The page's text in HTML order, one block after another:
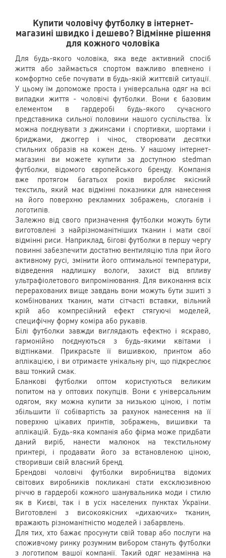
Купити чоловічу футболку в інтернет-
магазині швидко і дешево? Відмінне рішення
для кожного чоловіка
Для будь-якого чоловіка, яка веде активний спосіб
життя або займається спортом важливо впевнено і
комфортно себе почувати в будь-якій життєвій ситуації.
У цьому їм допоможе проста і універсальна одяг на всі
випадки життя - чоловічі футболки. Вони є базовим
елементом в гардеробі будь-якого сучасного
представника сильної половини нашого суспільства. Їх
можна поєднувати з джинсами і спортивки, шортами і
бриджами, джоггер і чінос, створювати десятки
стильних образів на кожен день. У нашому інтернет-
магазині ви можете купити за доступною stedman
футболки, відомого європейського бренду. Компанія
вже протягом багатьох років виробляє якісний
текстиль, який має відмінні показники для нанесення
на його поверхню рекламних зображень, слоганів і
логотипів.
Залежно від свого призначення футболки можуть бути
виготовлені з найрізноманітніших тканин і мати свої
відмінні риси. Наприклад, бігові футболки в першу чергу
повинні забезпечити достатню вентиляцію тіла при його
активному русі, змінити його оптимальної температури,
відведення надлишку вологи, захист від впливу
ультрафіолетового випромінювання. Для виконання всіх
перерахованих вище завдань вони можуть бути зшиті з
комбінованих тканин, мати сітчасті вставки, вільний
крій або компресійний ефект стягуючі моделей,
специфічну форму коміра або рукавів.
Білі футболки завжди виглядають ефектно і яскраво,
гармонійно поєднуються з будь-якими квітами і
відтінками. Прикрасьте її вишивкою, принтом або
аплікацією, і ви отримаєте унікальну річ, що підкреслює
ваш тонкий смак.
Бланкові футболки оптом користуються великим
попитом на у оптових покупців. Вони є універсальним
одягом, яку можна купити за низькою ціною, і потім
збільшити її собівартість за рахунок нанесення на її
поверхню цікавих принтів, зображень, вишивки та
аплікацій. Будь-яка компанія або фірма може придбати
даний виріб, нанести малюнок на текстильному
принтері, і продавати його за встановленою ціною,
створивши свій власний бренд.
Брендові чоловічі футболки виробництва відомих
світових виробників покликані стати ексклюзивною
річчю в гардеробі кожного шанувальника моди і стилю
як в Києві, так і в усіх населених пунктах України.
Виготовлені з високоякісних «дихаючих» тканин,
вражають різноманітністю моделей і забарвлень.
Для тих, хто бажає просунути свій товар або послуги на
споживчому ринку розумним вибором стануть футболки
з логотипом вашої компанії. Такий одяг незамінна на